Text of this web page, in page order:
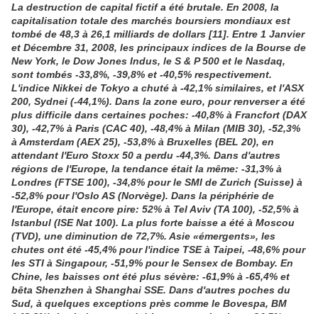
La destruction de capital fictif a été brutale. En 2008, la
capitalisation totale des marchés boursiers mondiaux est
tombé de 48,3 à 26,1 milliards de dollars [11]. Entre 1 Janvier
et Décembre 31, 2008, les principaux indices de la Bourse de
New York, le Dow Jones Indus, le S & P 500 et le Nasdaq,
sont tombés -33,8%, -39,8% et -40,5% respectivement.
L'indice Nikkei de Tokyo a chuté à -42,1% similaires, et l'ASX
200, Sydnei (-44,1%). Dans la zone euro, pour renverser a été
plus difficile dans certaines poches: -40,8% à Francfort (DAX
30), -42,7% à Paris (CAC 40), -48,4% à Milan (MIB 30), -52,3%
à Amsterdam (AEX 25), -53,8% à Bruxelles (BEL 20), en
attendant l'Euro Stoxx 50 a perdu -44,3%. Dans d'autres
régions de l'Europe, la tendance était la même: -31,3% à
Londres (FTSE 100), -34,8% pour le SMI de Zurich (Suisse) à
-52,8% pour l'Oslo AS (Norvège). Dans la périphérie de
l'Europe, était encore pire: 52% à Tel Aviv (TA 100), -52,5% à
Istanbul (ISE Nat 100). La plus forte baisse a été à Moscou
(TVD), une diminution de 72,7%. Asie «émergents», les
chutes ont été -45,4% pour l'indice TSE à Taipei, -48,6% pour
les STI à Singapour, -51,9% pour le Sensex de Bombay. En
Chine, les baisses ont été plus sévère: -61,9% à -65,4% et
bêta Shenzhen à Shanghai SSE. Dans d'autres poches du
Sud, à quelques exceptions près comme le Bovespa, BM